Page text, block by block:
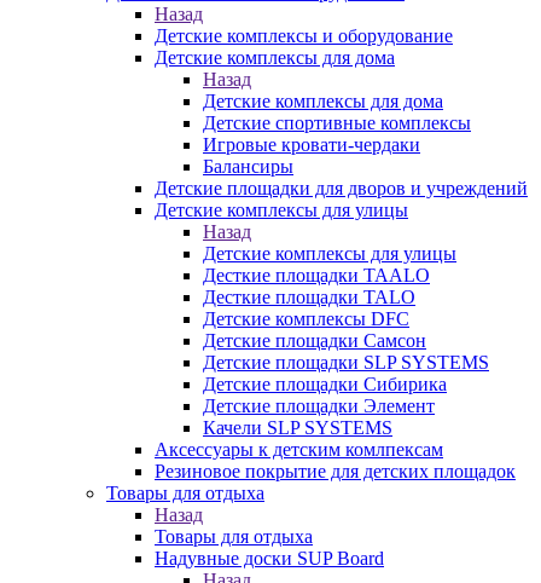
Назад
Детские комплексы и оборудование
Детские комплексы для дома
Назад
Детские комплексы для дома
Детские спортивные комплексы
Игровые кровати-чердаки
Балансиры
Детские площадки для дворов и учреждений
Детские комплексы для улицы
Назад
Детские комплексы для улицы
Десткие площадки TAALO
Десткие площадки TALO
Детские комплексы DFC
Детские площадки Самсон
Детские площадки SLP SYSTEMS
Детские площадки Сибирика
Детские площадки Элемент
Качели SLP SYSTEMS
Аксессуары к детским комлпексам
Резиновое покрытие для детских площадок
Товары для отдыха
Назад
Товары для отдыха
Надувные доски SUP Board